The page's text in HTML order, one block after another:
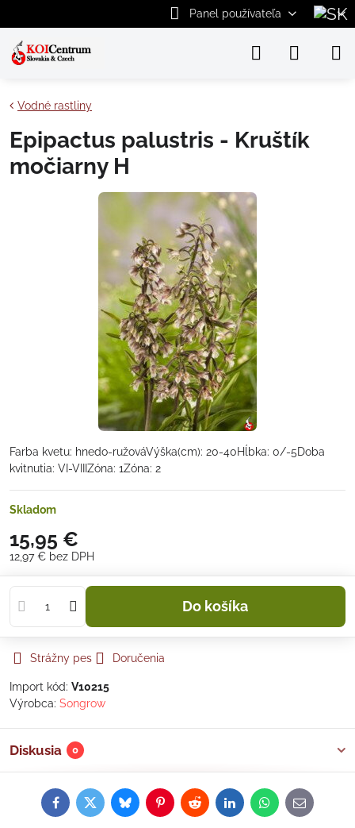
Panel používateľa
Vodné rastliny
Epipactus palustris - Kruštík
močiarny H
Farba kvetu: hnedo-ružováVýška(cm): 20-40Hĺbka: 0/-5Doba
kvitnutia: VI-VIIIZóna: 1Zóna: 2
Skladom
15,95 €
12,97 € bez DPH
Do košíka
Strážny pes Doručenia
Import kód: V10215
Výrobca: Songrow
Diskusia 0
FacebookTwitterBlueskyPinterestRedditLinkedInWhatsApp
E-
mail